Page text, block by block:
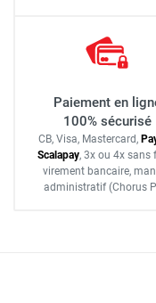
Paiement en
100% sécurisé
CB, Visa, Mastercard,
Scalapay, 3x ou 4x sans
virement bancaire,
administratif (Chorus